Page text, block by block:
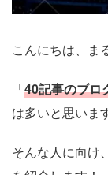
こんにちは、ま
「40記事のブロ
は多いと思いま
そんな人に向け、